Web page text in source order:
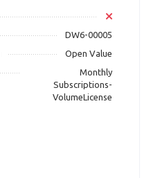
DW6-00005
Open Value
Monthly
Subscriptions-
VolumeLicense